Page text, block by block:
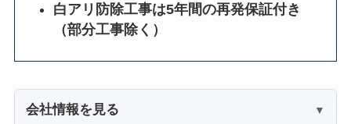
白アリ防除工事は5年間の再発保証付き
（部分工事除く）
会社情報を見る